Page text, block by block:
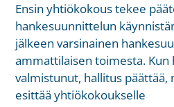
Ensin yhtiökokous tekee
hankesuunnittelun
jälkeen varsinainen
ammattilaisen toimesta.
valmistunut, hallitus päättää,
esittää yhtiökokoukselle